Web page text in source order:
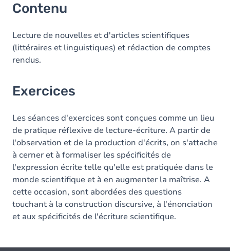
Contenu
Lecture de nouvelles et d'articles scientifiques
(littéraires et linguistiques) et rédaction de comptes
rendus.
Exercices
Les séances d'exercices sont conçues comme un lieu
de pratique réflexive de lecture-écriture. A partir de
l'observation et de la production d'écrits, on s'attache
à cerner et à formaliser les spécificités de
l'expression écrite telle qu'elle est pratiquée dans le
monde scientifique et à en augmenter la maîtrise. A
cette occasion, sont abordées des questions
touchant à la construction discursive, à l'énonciation
et aux spécificités de l'écriture scientifique.